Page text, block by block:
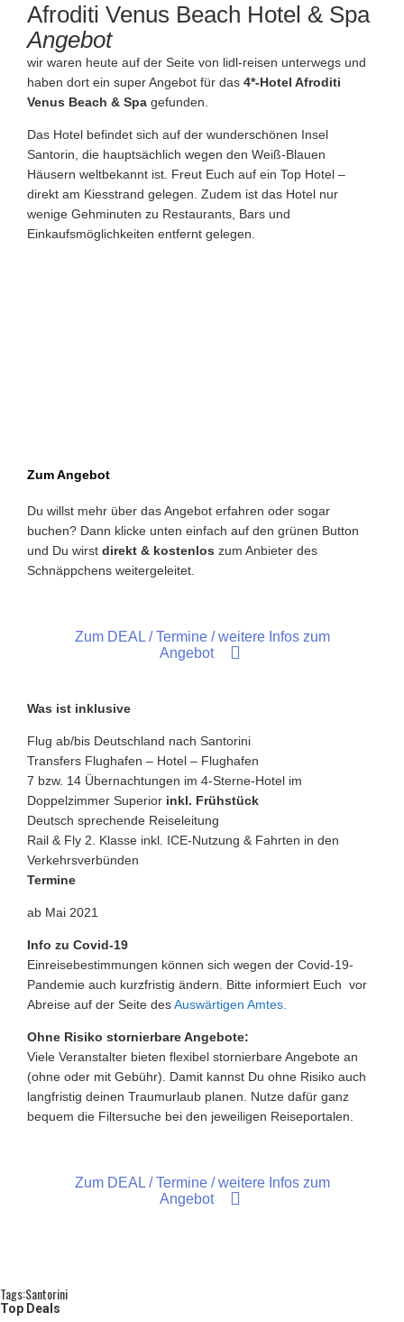
Afroditi Venus Beach Hotel & Spa
Angebot
wir waren heute auf der Seite von lidl-reisen unterwegs und
haben dort ein super Angebot für das 4*-Hotel Afroditi
Venus Beach & Spa gefunden.
Das Hotel befindet sich auf der wunderschönen Insel
Santorin, die hauptsächlich wegen den Weiß-Blauen
Häusern weltbekannt ist. Freut Euch auf ein Top Hotel –
direkt am Kiesstrand gelegen. Zudem ist das Hotel nur
wenige Gehminuten zu Restaurants, Bars und
Einkaufsmöglichkeiten entfernt gelegen.
Zum Angebot
Du willst mehr über das Angebot erfahren oder sogar
buchen? Dann klicke unten einfach auf den grünen Button
und Du wirst direkt & kostenlos zum Anbieter des
Schnäppchens weitergeleitet.
Zum DEAL / Termine / weitere Infos zum
Angebot
Was ist inklusive
Flug ab/bis Deutschland nach Santorini
Transfers Flughafen – Hotel – Flughafen
7 bzw. 14 Übernachtungen im 4-Sterne-Hotel im
Doppelzimmer Superior inkl. Frühstück
Deutsch sprechende Reiseleitung
Rail & Fly 2. Klasse inkl. ICE-Nutzung & Fahrten in den
Verkehrsverbünden
Termine
ab Mai 2021
Info zu Covid-19
Einreisebestimmungen können sich wegen der Covid-19-
Pandemie auch kurzfristig ändern. Bitte informiert Euch vor
Abreise auf der Seite desAuswärtigen Amtes.
Ohne Risiko stornierbare Angebote:
Viele Veranstalter bieten flexibel stornierbare Angebote an
(ohne oder mit Gebühr). Damit kannst Du ohne Risiko auch
langfristig deinen Traumurlaub planen. Nutze dafür ganz
bequem die Filtersuche bei den jeweiligen Reiseportalen.
Zum DEAL / Termine / weitere Infos zum
Angebot
Tags:Santorini
Top Deals